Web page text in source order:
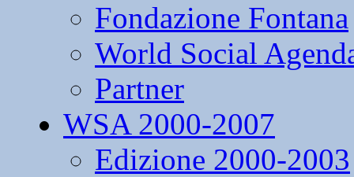
Fondazione Fontana
World Social
Partner
WSA 2000-2007
Edizione 2000-2003